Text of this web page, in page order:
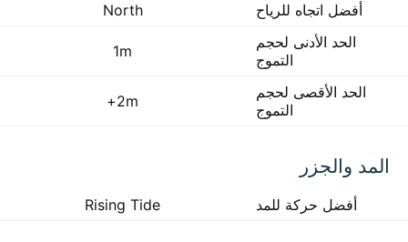
أفضل اتجاه للرياح
North
الحد الأدنى لحجم
التموج
1m
الحد الأقصى لحجم
التموج
2m+
المد والجزر
أفضل حركة للمد Rising Tide